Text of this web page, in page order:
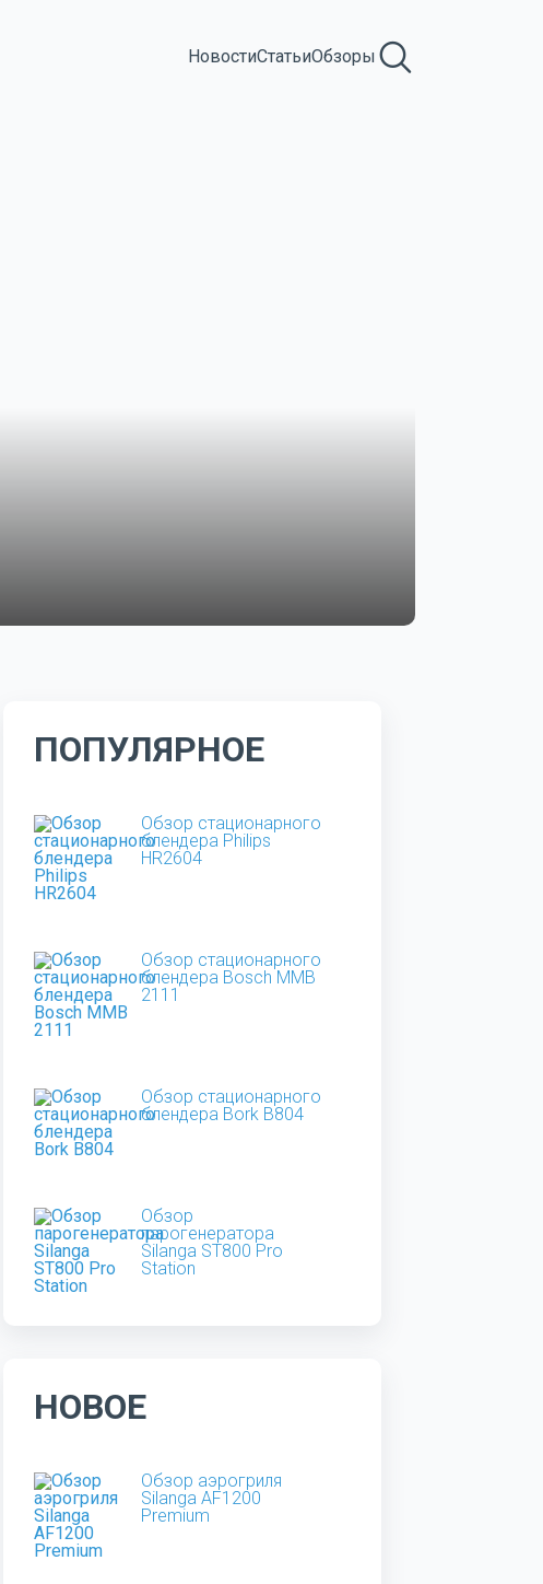
НовостиСтатьиОбзоры
ПОПУЛЯРНОЕ
Обзор стационарного
блендера Philips
HR2604
Обзор стационарного
блендера Bosch MMB
2111
Обзор стационарного
блендера Bork B804
Обзор
парогенератора
Silanga ST800 Pro
Station
НОВОЕ
Обзор аэрогриля
Silanga AF1200
Premium